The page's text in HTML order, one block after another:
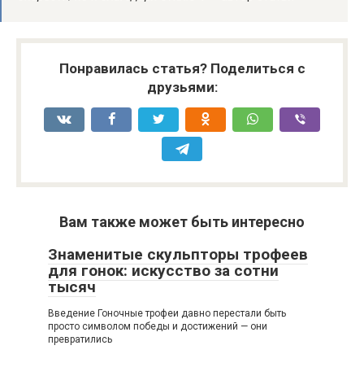
Понравилась статья? Поделиться с
друзьями:
Вам также может быть интересно
Знаменитые скульпторы трофеев
для гонок: искусство за сотни
тысяч
Введение Гоночные трофеи давно перестали быть
просто символом победы и достижений — они
превратились